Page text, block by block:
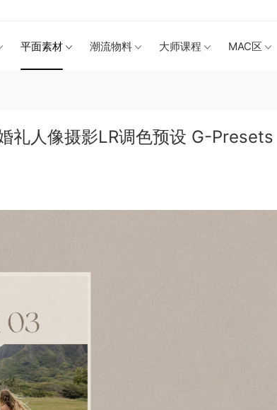
平面素材 潮流物料 大师课程 MAC区
礼人像摄影LR调色预设 G-Presets